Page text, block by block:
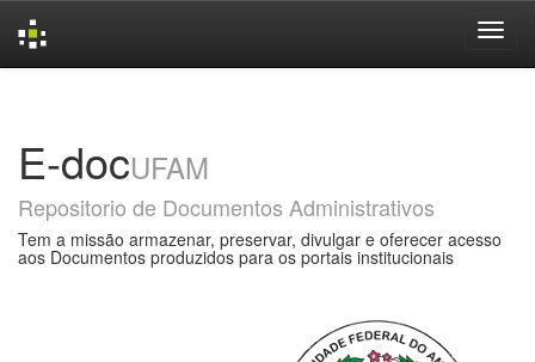
E-docUFAM
Repositorio de Documentos Administrativos
Tem a missão armazenar, preservar, divulgar e oferecer acesso
aos Documentos produzidos para os portais institucionais